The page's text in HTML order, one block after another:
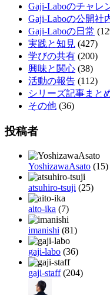
Gaji-Laboのチャレ
Gaji-Laboの公開社
Gaji-Laboの日常
実践と知見 (427)
学びの共有 (200)
興味と関心 (38)
活動の報告 (112)
シリーズ記事まと
その他 (36)
投稿者
YoshizawaAsato (15)
atsuhiro-tsuji (25)
aito-ika (7)
imanishi (81)
gaji-labo (36)
gaji-staff(204)